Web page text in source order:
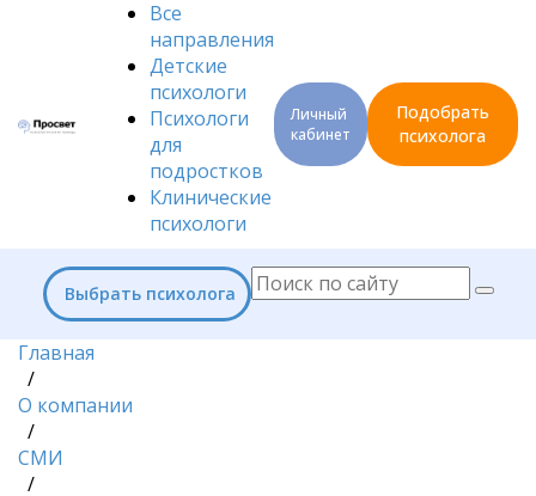
Все
направления
Детские
психологи
Психологи
для
подростков
Клинические
психологи
Личный
кабинет
Подобрать
психолога
Выбрать психолога
Главная
/
О компании
/
СМИ
/